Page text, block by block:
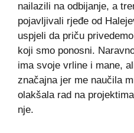
nailazili na odbijanje, a
pojavljivali rjeđe od
uspjeli da priču
koji smo ponosni.
ima svoje vrline i mane,
značajna jer me naučila
olakšala rad na
nje.